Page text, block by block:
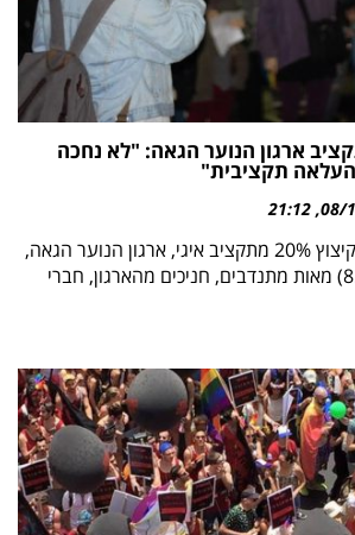
ארגון הנוער הגאה: "לא נחכה
תקציבית"
08/
21:12
בעקבות ההודעה על קיצוץ 20% מתקציב איגי, ארגון הנוער הגאה,
הפגינו הערב (ה', 8.12) מאות מתנדבים, חניכים מהארגון, חברי